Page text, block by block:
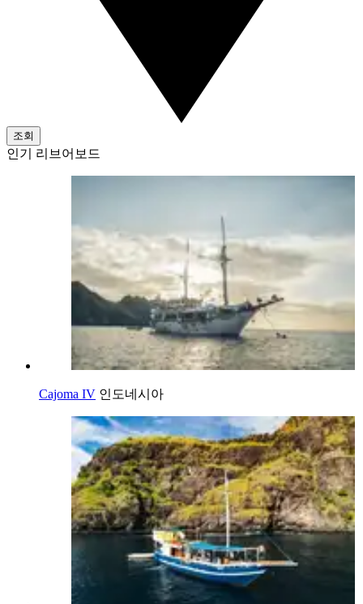
조회
인기 리브어보드
Cajoma IV 인도네시아